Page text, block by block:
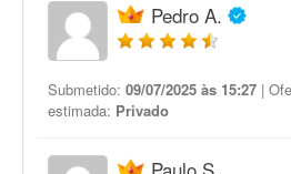
Pedro A.
Submetido: 09/07/2025 às 15:27 |
estimada: Privado